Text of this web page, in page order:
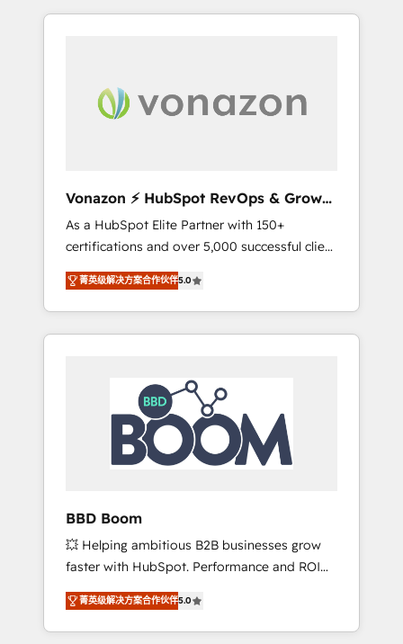
growth, improve operational efficiency, and
time to deeply understand your unique
needs, crafting custom strategies that deliver
responsiveness, and ongoing support, we
equip your team to adopt new systems with
confidence and achieve a unified, data-
driven approach to customer engagement.
Vonazon ⚡ HubSpot RevOps & Growth
Strategy Experts
As a HubSpot Elite Partner with 150+
certifications and over 5,000 successful client
engagements, Vonazon turns marketing
complexity into measurable, scalable growth.
From onboarding to enterprise-grade
campaigns, our in-house team builds scalable
HubSpot Integration & Optimization •
Seamless CRM, CMS, and automation setup •
Complex platform migrations and data
cleanups • Custom APIs and third-party
integrations 📈 End-to-End Revenue
tools and CRM optimization • Retention
strategies with customer journey mapping 🏅
Elite-Level HubSpot Execution • 750+
onboardings and 2,000+ implementations •
Deep expertise across marketing, sales, and
service hubs • Built-in flexibility for startups
菁英级解决方案合作伙伴5.0
BBD Boom
💥 Helping ambitious B2B businesses grow
faster with HubSpot. Performance and ROI
focused. 💥 BBD Boom is the HubSpot
partner that can help you to HubSpot Better.
We work with your teams to solve all your
菁英级解决方案合作伙伴5.0